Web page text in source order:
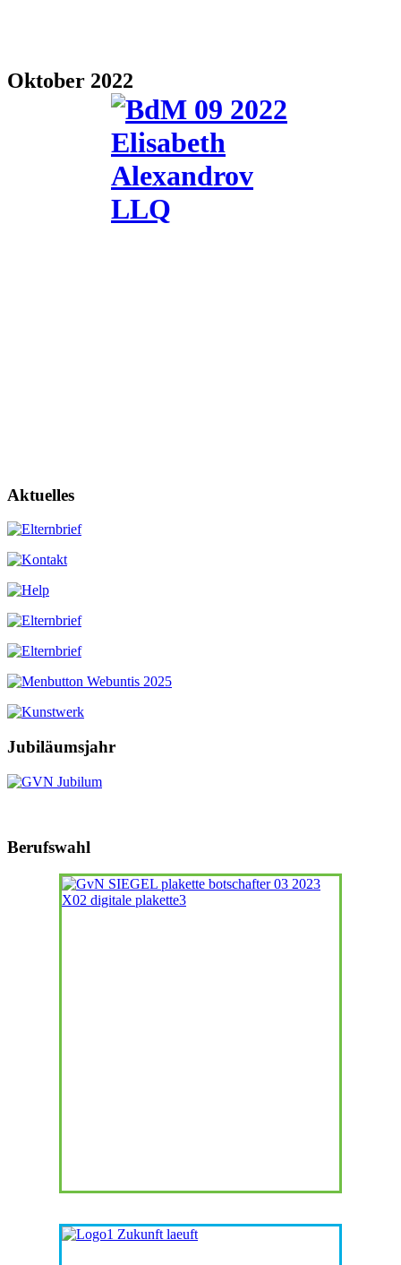
Oktober 2022
Aktuelles
Jubiläumsjahr
Berufswahl